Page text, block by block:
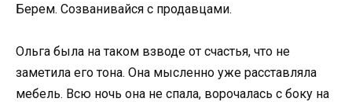
Берем. Созванивайся с продавцами.
Ольга была на таком взводе от счастья, что не
заметила его тона. Она мысленно уже расставляла
мебель. Всю ночь она не спала, ворочалась с боку на